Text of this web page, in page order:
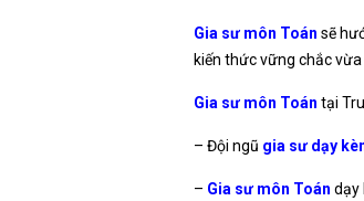
Gia sư môn Toán sẽ
kiến thức vững chắc
Gia sư môn Toán tại
– Đội ngũ gia sư dạy
– Gia sư môn Toán dạy